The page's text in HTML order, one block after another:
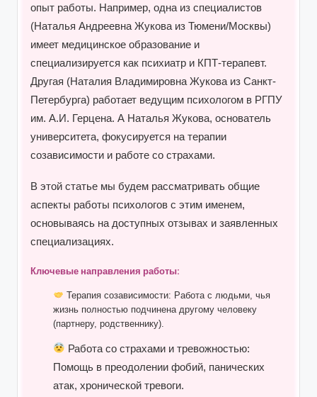
опыт работы. Например, одна из специалистов
(Наталья Андреевна Жукова из Тюмени/Москвы)
имеет медицинское образование и
специализируется как психиатр и КПТ-терапевт.
Другая (Наталия Владимировна Жукова из Санкт-
Петербурга) работает ведущим психологом в РГПУ
им. А.И. Герцена. А Наталья Жукова, основатель
университета, фокусируется на терапии
созависимости и работе со страхами.
В этой статье мы будем рассматривать общие
аспекты работы психологов с этим именем,
основываясь на доступных отзывах и заявленных
специализациях.
Ключевые направления работы:
Терапия созависимости: Работа с людьми, чья
жизнь полностью подчинена другому человеку
(партнеру, родственнику).
Работа со страхами и тревожностью:
Помощь в преодолении фобий, панических
атак, хронической тревоги.